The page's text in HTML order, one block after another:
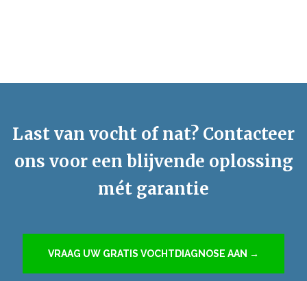
Last van vocht of nat? Contacteer
ons voor een blijvende oplossing
mét garantie
VRAAG UW GRATIS VOCHTDIAGNOSE AAN →